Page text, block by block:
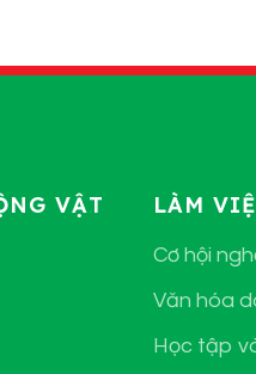
VẬT LÀM
Cơ hội
Văn hóa
Học tập